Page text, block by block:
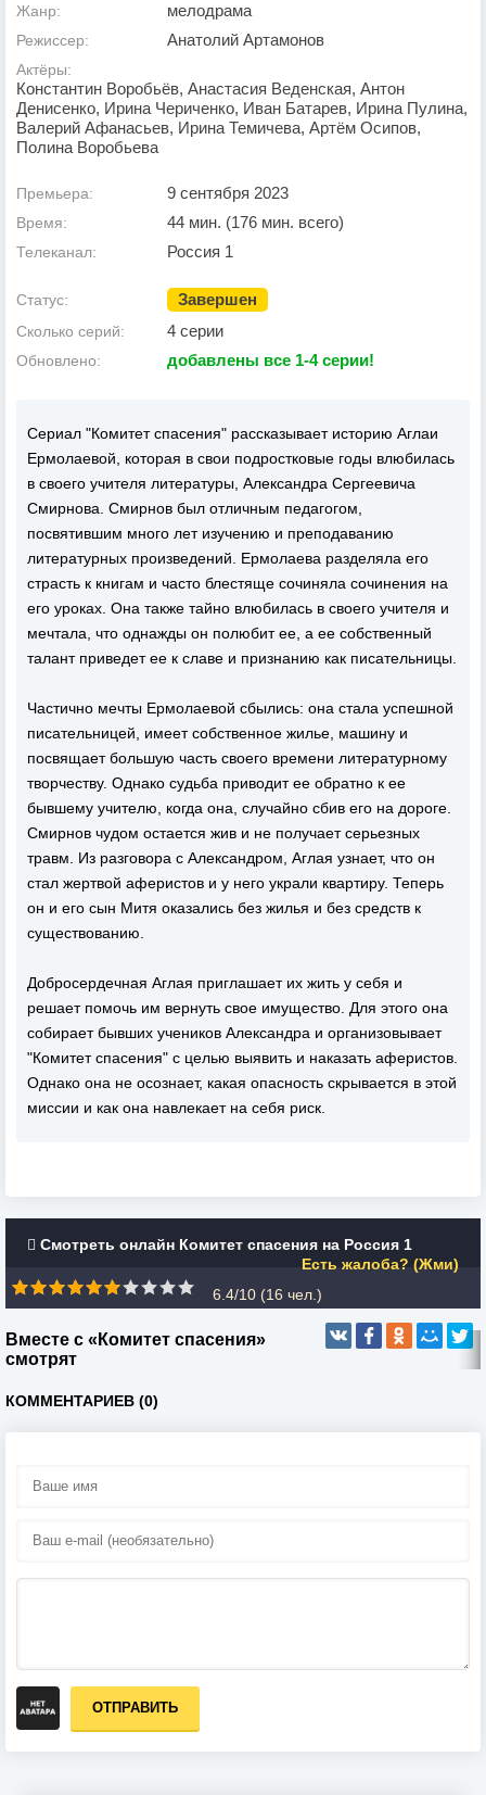
Жанр: мелодрама
Режиссер: Анатолий Артамонов
Актёры:
Константин Воробьёв, Анастасия Веденская, Антон
Денисенко, Ирина Чериченко, Иван Батарев, Ирина Пулина,
Валерий Афанасьев, Ирина Темичева, Артём Осипов,
Полина Воробьева
Премьера: 9 сентября 2023
Время: 44 мин. (176 мин. всего)
Телеканал: Россия 1
Статус: Завершен
Сколько серий: 4 серии
Обновлено: добавлены все 1-4 серии!
Сериал "Комитет спасения" рассказывает историю Аглаи
Ермолаевой, которая в свои подростковые годы влюбилась
в своего учителя литературы, Александра Сергеевича
Смирнова. Смирнов был отличным педагогом,
посвятившим много лет изучению и преподаванию
литературных произведений. Ермолаева разделяла его
страсть к книгам и часто блестяще сочиняла сочинения на
его уроках. Она также тайно влюбилась в своего учителя и
мечтала, что однажды он полюбит ее, а ее собственный
талант приведет ее к славе и признанию как писательницы.
Частично мечты Ермолаевой сбылись: она стала успешной
писательницей, имеет собственное жилье, машину и
посвящает большую часть своего времени литературному
творчеству. Однако судьба приводит ее обратно к ее
бывшему учителю, когда она, случайно сбив его на дороге.
Смирнов чудом остается жив и не получает серьезных
травм. Из разговора с Александром, Аглая узнает, что он
стал жертвой аферистов и у него украли квартиру. Теперь
он и его сын Митя оказались без жилья и без средств к
существованию.
Добросердечная Аглая приглашает их жить у себя и
решает помочь им вернуть свое имущество. Для этого она
собирает бывших учеников Александра и организовывает
"Комитет спасения" с целью выявить и наказать аферистов.
Однако она не осознает, какая опасность скрывается в этой
миссии и как она навлекает на себя риск.
Смотреть онлайн Комитет спасения на Россия 1
Есть жалоба? (Жми)
6.4/10 (16 чел.)
Вместе с «Комитет спасения»
смотрят
КОММЕНТАРИЕВ (0)
ОТПРАВИТЬ